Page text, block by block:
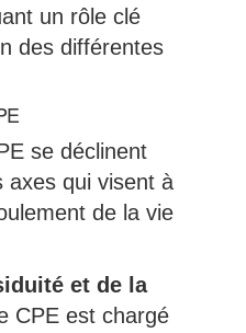
un rôle clé
des différentes
se déclinent
axes qui visent à
de la vie
et de la
CPE est chargé